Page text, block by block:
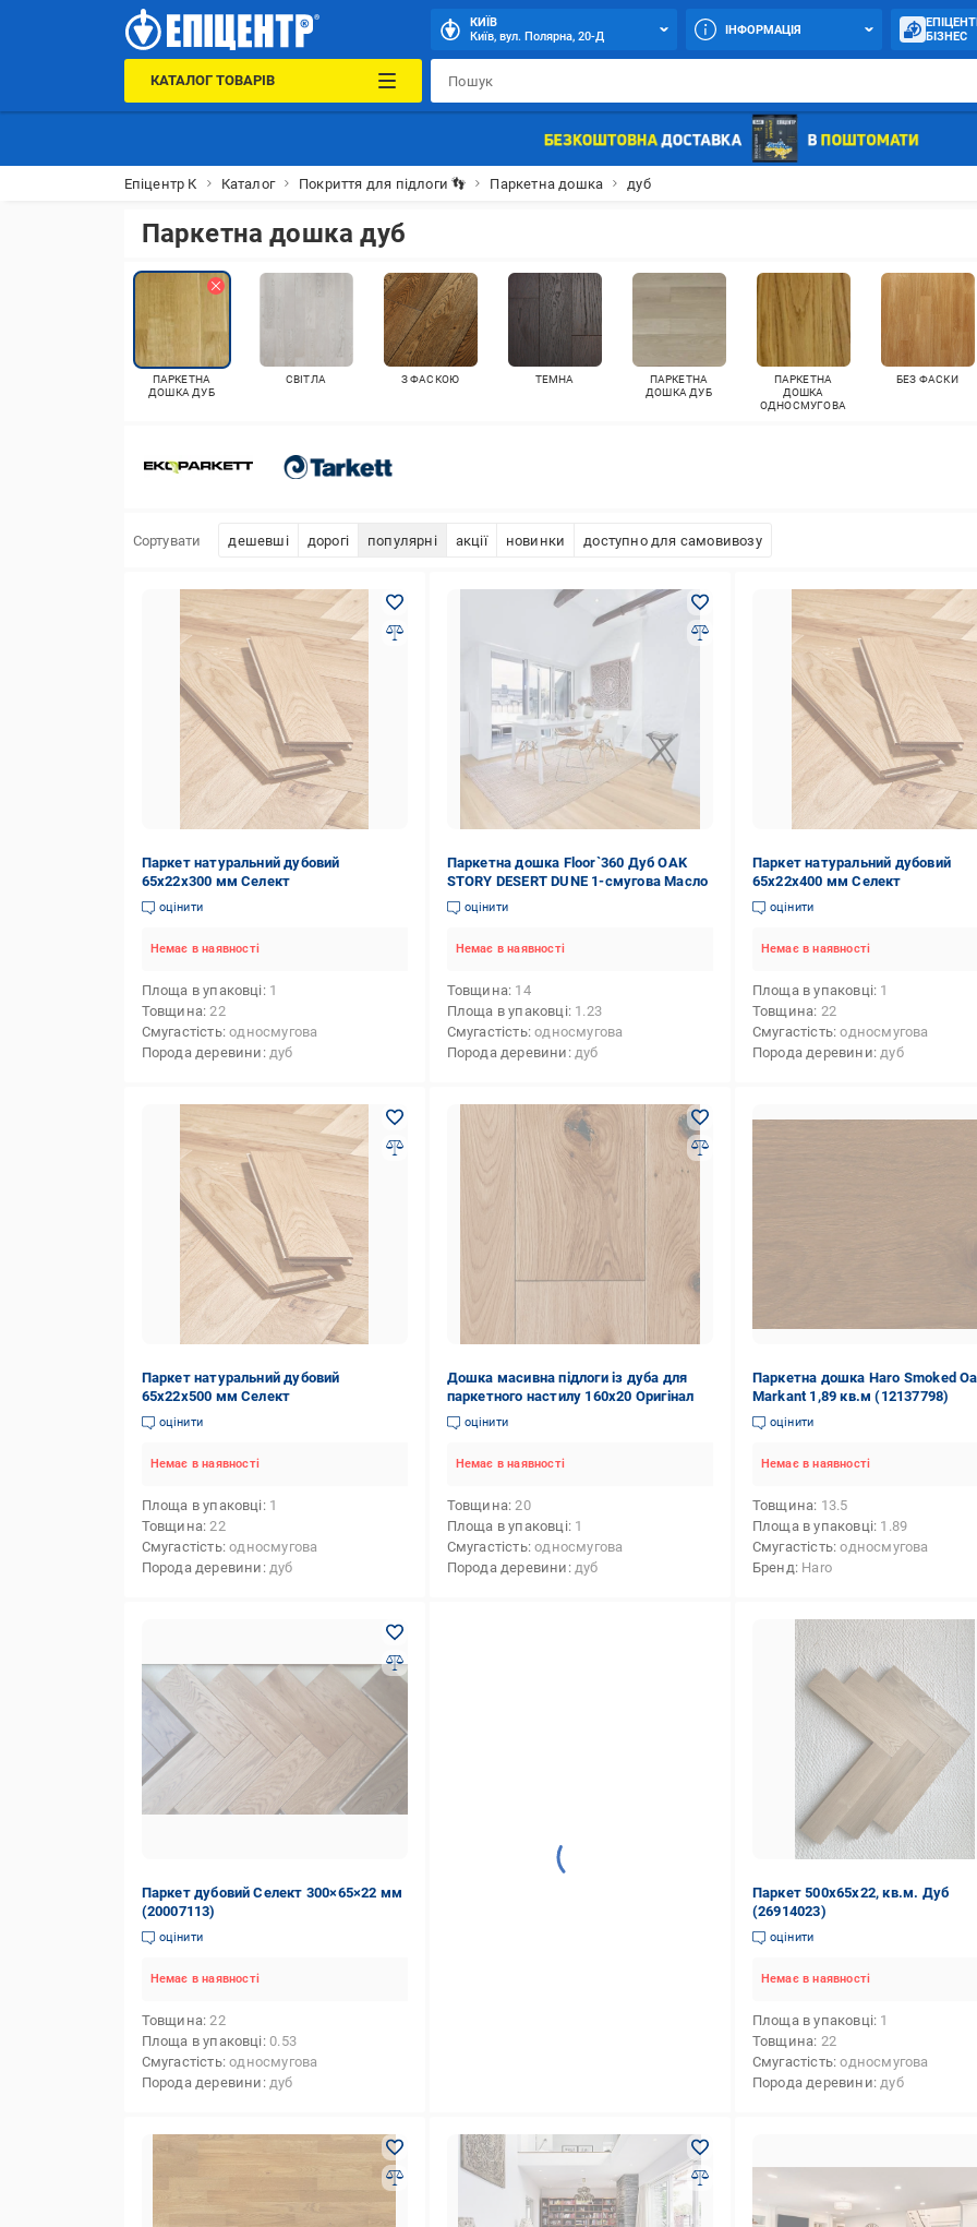
КИЇВ
Київ, вул. Полярна, 20-Д
ІНФОРМАЦІЯ
БІЗНЕС
КАТАЛОГ ТОВАРІВ
Епіцентр К Каталог Покриття для підлоги 👣 Паркетна дошка дуб
Паркетна дошка дуб
ПАРКЕТНА
ДОШКА ДУБ
СВІТЛА З ФАСКОЮ ТЕМНА
ПАРКЕТНА
ДОШКА ДУБ
ПАРКЕТНА
ДОШКА
ОДНОСМУГОВА
БЕЗ ФАСКИ
Сортувати дешевші дорогі популярні акції новинки доступно для самовивозу
Паркет натуральний дубовий
65х22х300 мм Селект
оцінити
Немає в наявності
Площа в упаковці 1
Товщина 22
Смугастість односмугова
Порода деревини дуб
Паркетна дошка Floor`360 Дуб OAK
STORY DESERT DUNE 1-смугова Масло
оцінити
Немає в наявності
Товщина 14
Площа в упаковці 1.23
Смугастість односмугова
Порода деревини дуб
Паркет натуральний дубовий
65х22х400 мм Селект
оцінити
Немає в наявності
Площа в упаковці 1
Товщина 22
Смугастість односмугова
Порода деревини дуб
Паркет натуральний дубовий
65х22х500 мм Селект
оцінити
Немає в наявності
Площа в упаковці 1
Товщина 22
Смугастість односмугова
Порода деревини дуб
Дошка масивна підлоги із дуба для
паркетного настилу 160х20 Оригінал
оцінити
Немає в наявності
Товщина 20
Площа в упаковці 1
Смугастість односмугова
Порода деревини дуб
Паркетна дошка Haro Smoked
Markant 1,89 кв.м (12137798)
оцінити
Немає в наявності
Товщина 13.5
Площа в упаковці 1.89
Смугастість односмугова
Бренд Haro
Паркет дубовий Селект 300×65×22 мм
(20007113)
оцінити
Немає в наявності
Товщина 22
Площа в упаковці 0.53
Смугастість односмугова
Порода деревини дуб
Паркет 500х65х22, кв.м. Дуб
(26914023)
оцінити
Немає в наявності
Площа в упаковці 1
Товщина 22
Смугастість односмугова
Порода деревини дуб